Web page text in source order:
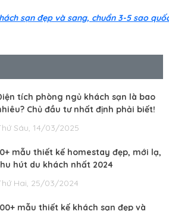
sạn đẹp và sang, chuẩn 3-5 sao
tích phòng ngủ khách sạn là bao
Chủ đầu tư nhất định phải biết!
Sáu, 14/03/2025
mẫu thiết kế homestay đẹp, mới lạ,
hút du khách nhất 2024
Hai, 25/03/2024
mẫu thiết kế khách sạn đẹp và